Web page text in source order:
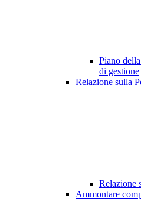
Piano
di gestione
Relazione sulla
Relazione
Ammontare